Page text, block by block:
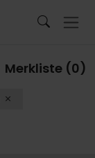
Merkliste (0)